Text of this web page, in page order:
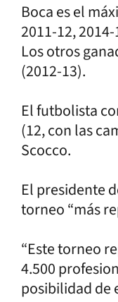
Boca es el
2011-12,
Los otros
(2012-13).
El futbolista
(12, con las
Scocco.
El presidente
torneo “más
“Este torneo
4.500
posibilidad de